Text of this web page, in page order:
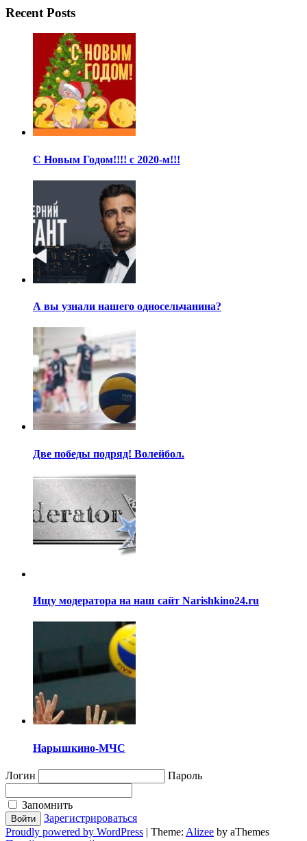
Recent Posts
С Новым Годом!!!! с 2020-м!!!
А вы узнали нашего односельчанина?
Две победы подряд! Волейбол.
Ищу модератора на наш сайт Narishkino24.ru
Нарышкино-МЧС
Логин Пароль
Запомнить
Зарегистрироваться
Proudly powered by WordPress | Theme: Alizee by aThemes